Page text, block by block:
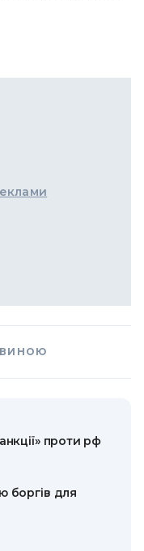
проти рф
боргів для